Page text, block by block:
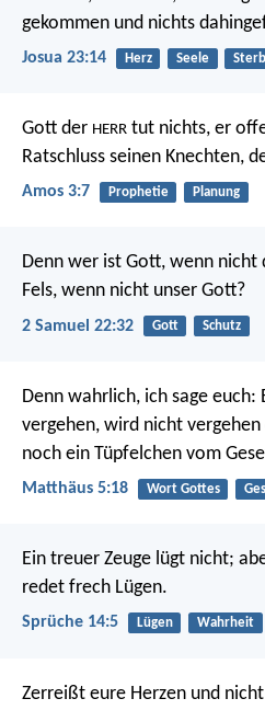
gekommen und nichts
Josua 23:14 Herz Seele
Gott der HERR tut nichts, er
Ratschluss seinen Knechten,
Amos 3:7 Prophetie Planung
Denn wer ist Gott, wenn nicht
Fels, wenn nicht unser Gott?
2 Samuel 22:32 Gott Schutz
Denn wahrlich, ich sage euch:
vergehen, wird nicht
noch ein Tüpfelchen vom
Matthäus 5:18 Wort Gottes
Ein treuer Zeuge lügt nicht;
redet frech Lügen.
Sprüche 14:5 Lügen Wahrheit
Zerreißt eure Herzen und